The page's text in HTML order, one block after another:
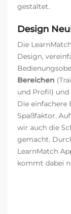
gestaltet.
Design
Die
Design,
Bereichen
und Profil) und
Die einfachere
Spaßfaktor.
wir auch die
gemacht.
LearnMatch
kommt dabei